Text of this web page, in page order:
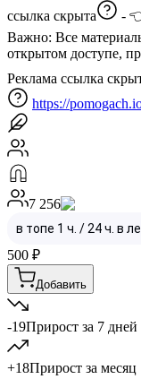
ссылка скрыта
-
Важно: Все
открытом доступе,
Реклама ссылка
https://
7 256
500 ₽
Добавить
-19Прирост за 7 дней
+18Прирост за месяц